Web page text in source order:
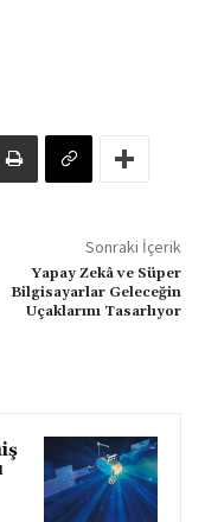
Sonraki İçerik
Yapay Zekâ ve Süper
Bilgisayarlar Geleceğin
Uçaklarını Tasarlıyor